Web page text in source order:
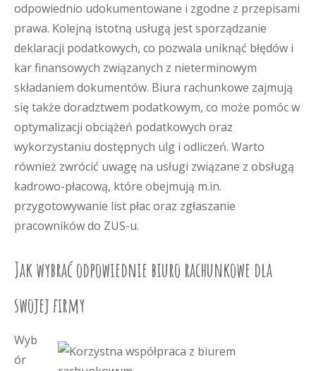
odpowiednio udokumentowane i zgodne z przepisami
prawa. Kolejną istotną usługą jest sporządzanie
deklaracji podatkowych, co pozwala uniknąć błędów i
kar finansowych związanych z nieterminowym
składaniem dokumentów. Biura rachunkowe zajmują
się także doradztwem podatkowym, co może pomóc w
optymalizacji obciążeń podatkowych oraz
wykorzystaniu dostępnych ulg i odliczeń. Warto
również zwrócić uwagę na usługi związane z obsługą
kadrowo-płacową, które obejmują m.in.
przygotowywanie list płac oraz zgłaszanie
pracowników do ZUS-u.
Jak wybrać odpowiednie biuro rachunkowe dla
swojej firmy
Wyb
ór